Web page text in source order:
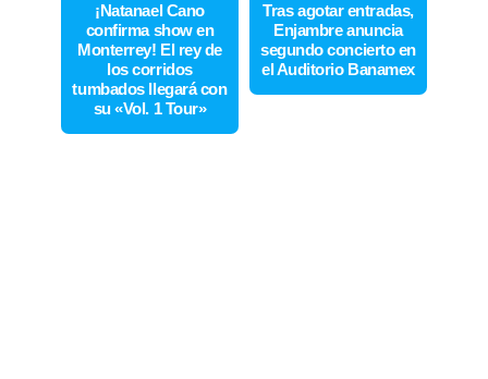
¡Natanael Cano
confirma show en
Monterrey! El rey de
los corridos
tumbados llegará con
su «Vol. 1 Tour»
Tras agotar entradas,
Enjambre anuncia
segundo concierto en
el Auditorio Banamex